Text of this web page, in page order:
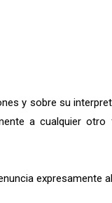
y sobre su
a cualquier otro
expresamente